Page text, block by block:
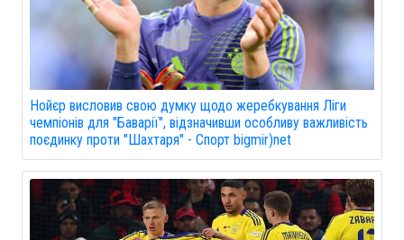
Нойєр висловив свою думку щодо жеребкування Ліги
чемпіонів для "Баварії", відзначивши особливу важливість
поєдинку проти "Шахтаря" - Спорт bigmir)net